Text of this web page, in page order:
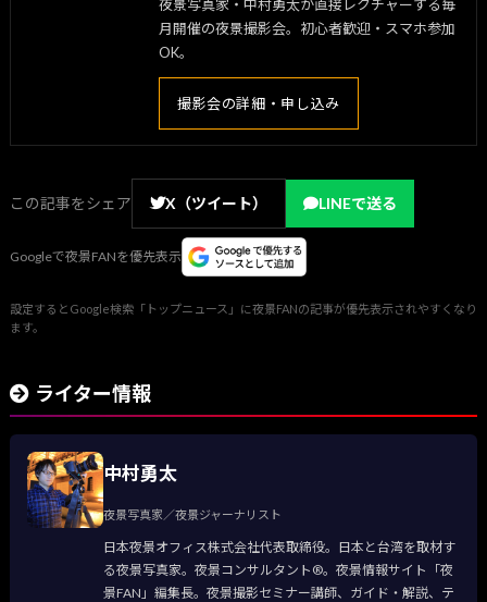
夜景写真家・中村勇太が直接レクチャーする毎
月開催の夜景撮影会。初心者歓迎・スマホ参加
OK。
撮影会の詳細・申し込み
この記事をシェア X（ツイート） LINEで送る
Googleで夜景FANを優先表示
設定するとGoogle検索「トップニュース」に夜景FANの記事が優先表示されやすくなり
ます。
ライター情報
中村勇太
夜景写真家／夜景ジャーナリスト
日本夜景オフィス株式会社代表取締役。日本と台湾を取材す
る夜景写真家。夜景コンサルタント®。夜景情報サイト「夜
景FAN」編集長。夜景撮影セミナー講師、ガイド・解説、テ